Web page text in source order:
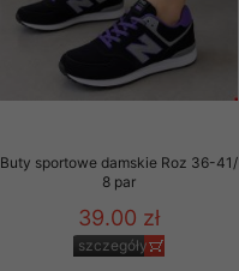
Buty sportowe damskie Roz 36-41/
8 par
39.00 zł
szczegóły